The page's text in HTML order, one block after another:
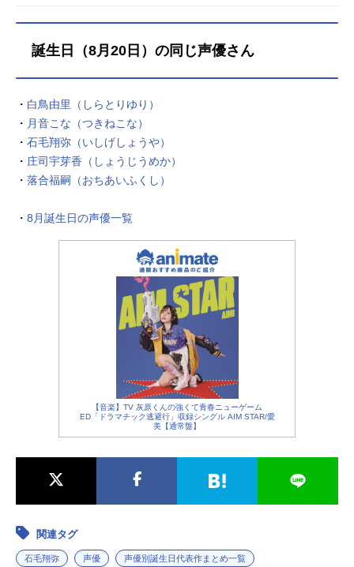
誕生日（8月20日）の同じ声優さん
・ 白鳥由里（しらとりゆり）
・ 月音こな（つきねこな）
・ 石毛翔弥（いしげしょうや）
・ 庄司宇芽香（しょうじうめか）
・ 落合福嗣（おちあいふくし）
・ 8月誕生日の声優一覧
【音楽】TV 灰原くんの強くて青春ニューゲーム
ED「ドラマチック逃避行」収録シングル AIM STAR/愛
美【通常盤】
関連タグ
石毛翔弥 声優 声優別誕生日代表作まとめ一覧